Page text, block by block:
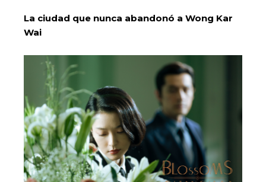
La ciudad que nunca abandonó a Wong Kar
Wai